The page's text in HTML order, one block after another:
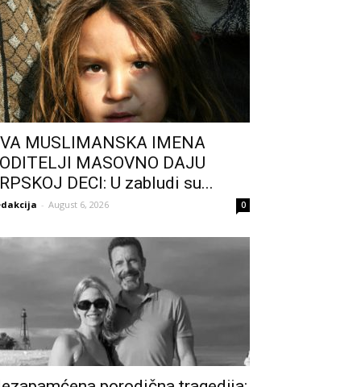
MUSLIMANSKA IMENA
MASOVNO DAJU
DECI: U zabludi su...
- August 6, 2026 0